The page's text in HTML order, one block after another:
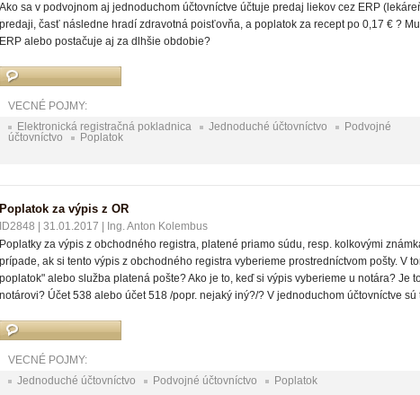
Ako sa v podvojnom aj jednoduchom účtovníctve účtuje predaj liekov cez ERP
predaji, časť následne hradí zdravotná poisťovňa, a poplatok za recept po 0,17 € ?
ERP alebo postačuje aj za dlhšie obdobie?
VECNÉ POJMY:
Elektronická registračná pokladnica
Jednoduché účtovníctvo
Podvojné
účtovníctvo
Poplatok
Poplatok za výpis z OR
ID2848 31.01.2017
Ing. Anton Kolembus
Poplatky za výpis z obchodného registra, platené priamo súdu, resp. kolkovými
prípade, ak si tento výpis z obchodného registra vyberieme prostredníctvom pošty. V
poplatok" alebo služba platená pošte? Ako je to, keď si výpis vyberieme u notára? Je
notárovi? Účet 538 alebo účet 518 /popr. nejaký iný?/? V jednoduchom účtovníctve
VECNÉ POJMY:
Jednoduché účtovníctvo
Podvojné účtovníctvo Poplatok